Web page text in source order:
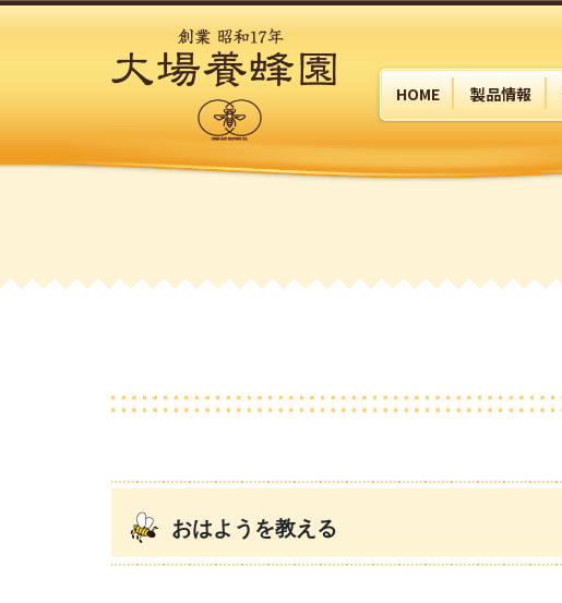
HOME 製品情報
おはようを教える